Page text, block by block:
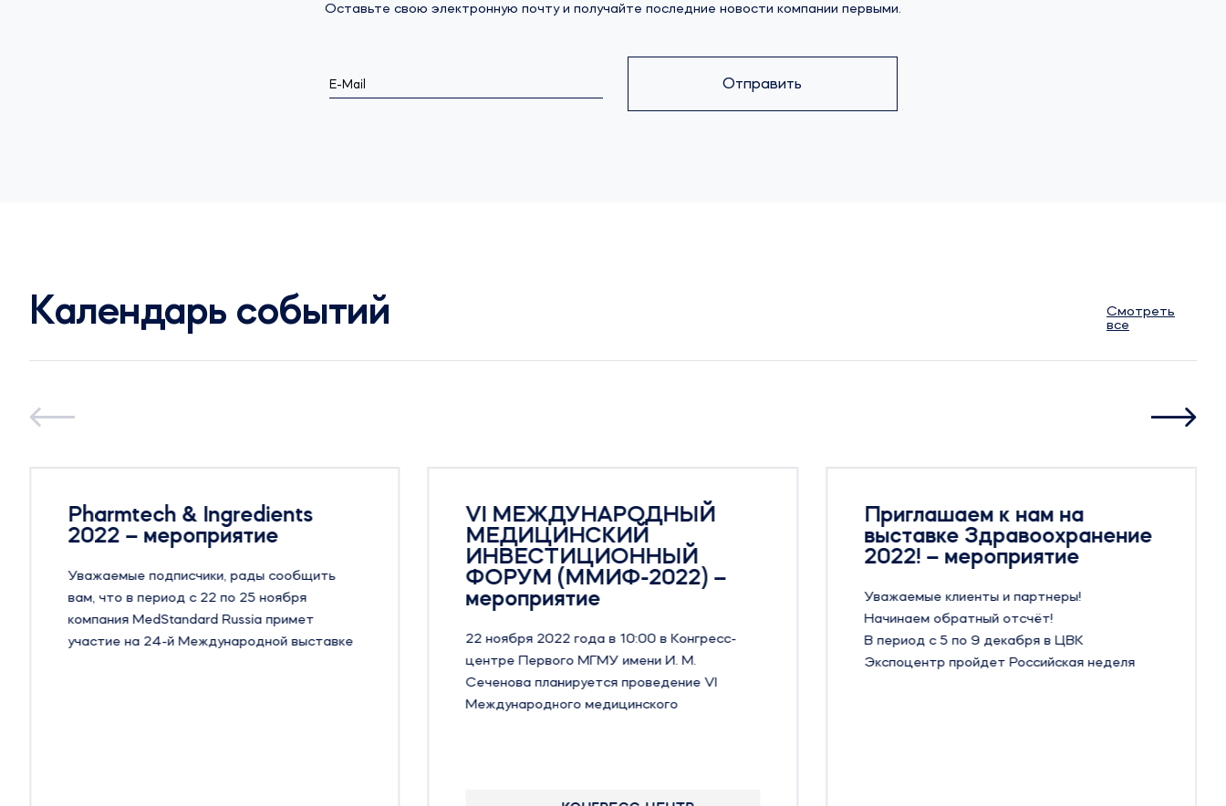
Оставьте свою электронную почту и получайте последние новости компании первыми.
E-Mail Отправить
Календарь событий
Смотреть
все
Pharmtech & Ingredients
2022 – мероприятие
Уважаемые подписчики, рады сообщить
вам, что в период с 22 по 25 ноября
компания MedStandard Russia примет
участие на 24-й Международной выставке
VI МЕЖДУНАРОДНЫЙ
МЕДИЦИНСКИЙ
ИНВЕСТИЦИОННЫЙ
ФОРУМ (ММИФ-2022) –
мероприятие
22 ноября 2022 года в 10:00 в Конгресс-
центре Первого МГМУ имени И. М.
Сеченова планируется проведение VI
Международного медицинского
Приглашаем к нам на
выставке Здравоохранение
2022! – мероприятие
Уважаемые клиенты и партнеры!
Начинаем обратный отсчёт!
В период с 5 по 9 декабря в ЦВК
Экспоцентр пройдет Российская неделя